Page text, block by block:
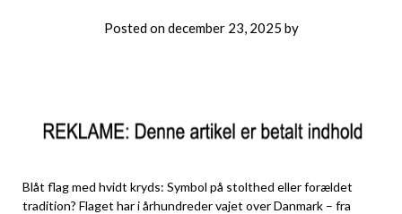
Posted ondecember 23, 2025 by
Blåt flag med hvidt kryds: Symbol på stolthed eller forældet
tradition? Flaget har i århundreder vajet over Danmark – fra